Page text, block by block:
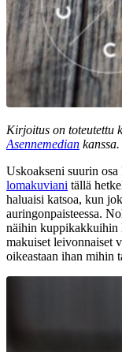
Kirjoitus on toteutettu
Asennemedian kanssa.
Uskoakseni suurin osa
lomakuviani tällä
haluaisi katsoa, kun
auringonpaisteessa.
näihin kuppikakkuihin
makuiset leivonnaiset
oikeastaan ihan mihin